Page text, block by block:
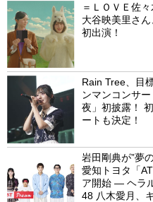
＝ＬＯＶＥ佐
大谷映美里さ
初出演！
Rain Tree、目
ンマンコンサ
夜」初披露！
ートも決定！
岩田剛典が”夢
愛知トヨタ「
ア開始 ― ヘラ
48 八木愛月、